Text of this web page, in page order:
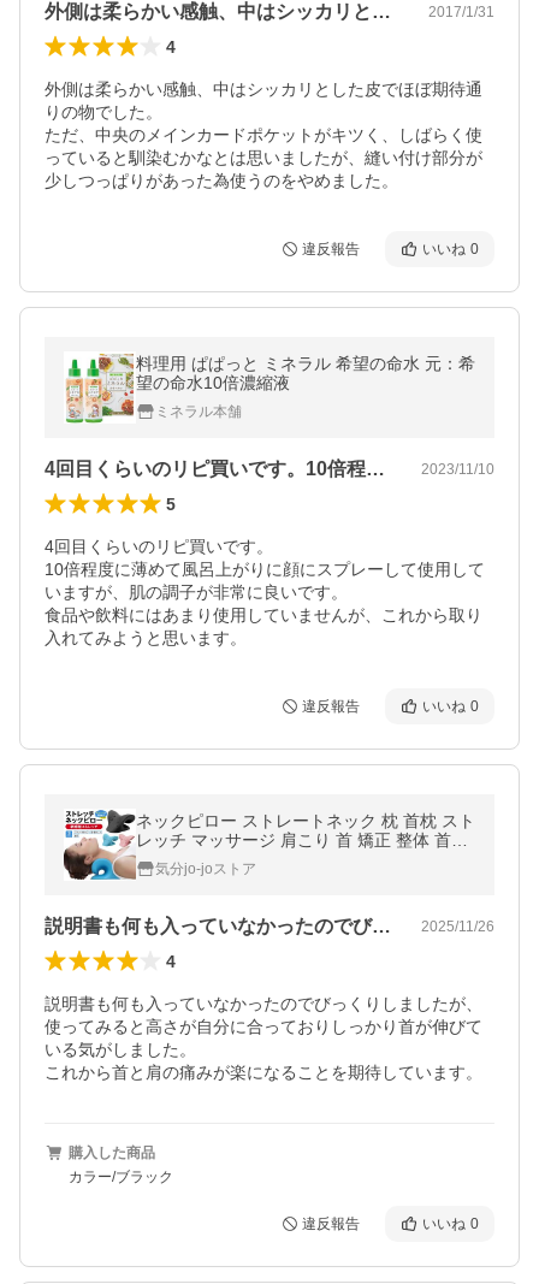
外側は柔らかい感触、中はシッカリとした… 2017/1/31
4
外側は柔らかい感触、中はシッカリとした皮でほぼ期待通
りの物でした。
ただ、中央のメインカードポケットがキツく、しばらく使
っていると馴染むかなとは思いましたが、縫い付け部分が
少しつっぱりがあった為使うのをやめました。
違反報告 いいね 0
料理用 ぱぱっと ミネラル 希望の命水 元：希
望の命水10倍濃縮液
ミネラル本舗
4回目くらいのリピ買いです。10倍程度… 2023/11/10
5
4回目くらいのリピ買いです。
10倍程度に薄めて風呂上がりに顔にスプレーして使用して
いますが、肌の調子が非常に良いです。
食品や飲料にはあまり使用していませんが、これから取り
入れてみようと思います。
違反報告 いいね 0
ネックピロー ストレートネック 枕 首枕 スト
レッチ マッサージ 肩こり 首 矯正 整体 首を
伸ばす グッズ 巻き肩
気分jo-joストア
説明書も何も入っていなかったのでびっく… 2025/11/26
4
説明書も何も入っていなかったのでびっくりしましたが、
使ってみると高さが自分に合っておりしっかり首が伸びて
いる気がしました。
これから首と肩の痛みが楽になることを期待しています。
購入した商品
カラー/ブラック
違反報告 いいね 0